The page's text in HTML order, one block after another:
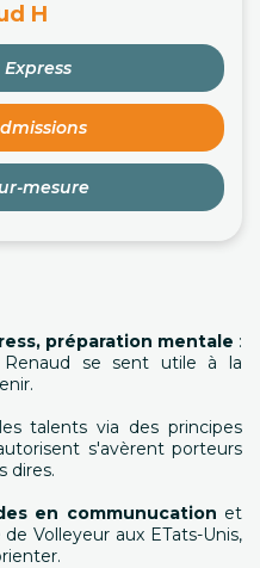
H
mesure
préparation mentale :
se sent utile à la
talents via des principes
s'avèrent porteurs
dires.
en communucation et
Volleyeur aux ETats-Unis,